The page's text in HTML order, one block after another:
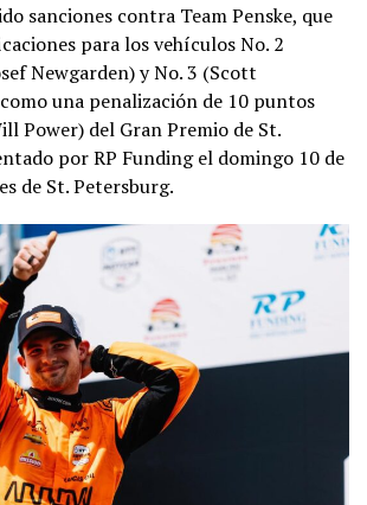
sanciones contra Team Penske, que
para los vehículos No. 2
Newgarden) y No. 3 (Scott
una penalización de 10 puntos
Power) del Gran Premio de St.
por RP Funding el domingo 10 de
de St. Petersburg.